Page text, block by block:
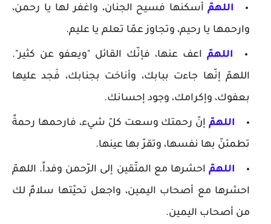
اللهمّ أسكنها فسيح الجنان، واغفر لها يا رحمن،
وارحمها يا رحيم، وتجاوز عمّا تعلم يا عليم.
اللهمّ اعف عنها، فإنّك القائل "ويعفو عن كثير".
اللهمّ إنّها جاءت ببابك، وأناخت بجنابك، فَجد عليها
بعفوك، وإكرامك، وجود إحسانك.
اللهمّ إنّ رحمتك وسعت كلّ شيء، فارحمها رحمةً
تطمئنّ بها نفسها، وتقرّ بها عينها.
اللهمّ احشرها مع المتّقين إلى الرّحمن وفداً. اللهمّ
احشرها مع أصحاب اليمين، واجعل تحيّتها سلامٌ لك
من أصحاب اليمين.